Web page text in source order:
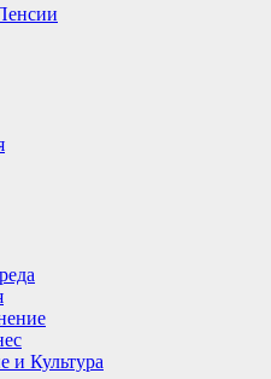
и Культура